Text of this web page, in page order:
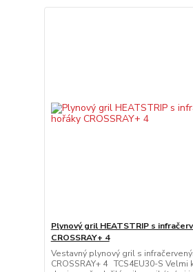
Plynový gril HEATSTRIP s
CROSSRAY+ 4
Vestavný plynový gril s
CROSSRAY+ 4 TCS4EU30-S Velmi